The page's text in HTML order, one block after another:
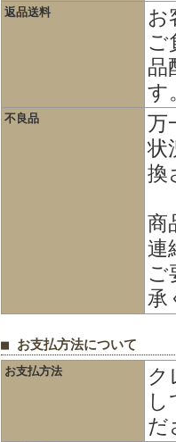
返品送料
お
ご
品
す
不良品
万
状
換
商
連
ご
承
■ お支払方法について
お支払方法
ク
だ